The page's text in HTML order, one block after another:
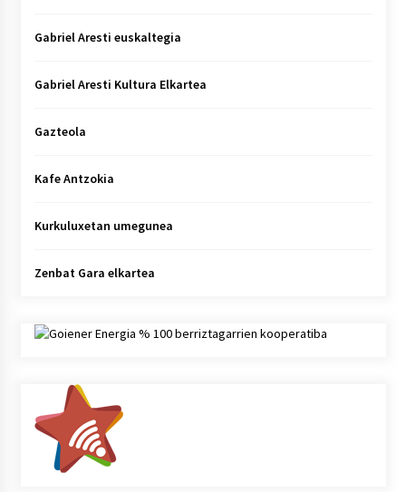
Gabriel Aresti euskaltegia
Gabriel Aresti Kultura Elkartea
Gazteola
Kafe Antzokia
Kurkuluxetan umegunea
Zenbat Gara elkartea